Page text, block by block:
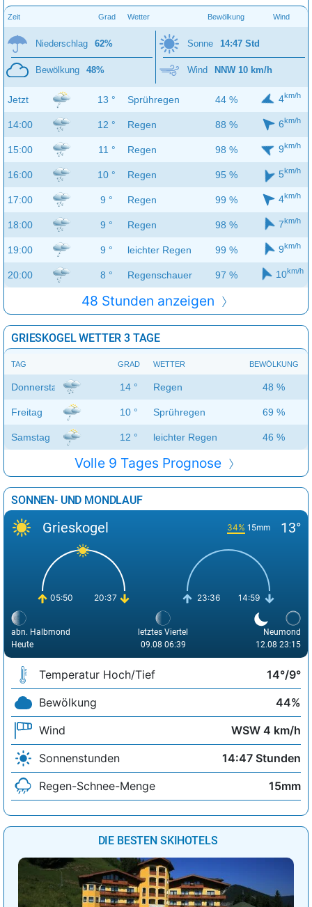
Zeit Grad Wetter Bewölkung Wind
Niederschlag 62%
Bewölkung 48%
Sonne 14:47 Std
Wind NNW 10 km/h
Jetzt 13 ° Sprühregen 44 % 4km/h
14:00 12 ° Regen 88 % 6km/h
15:00 11 ° Regen 98 % 9km/h
16:00 10 ° Regen 95 % 5km/h
17:00 9 ° Regen 99 % 4km/h
18:00 9 ° Regen 98 % 7km/h
19:00 9 ° leichter Regen 99 % 9km/h
20:00 8 ° Regenschauer 97 % 10km/h
48 Stunden anzeigen
GRIESKOGEL WETTER 3 TAGE
TAG GRAD WETTER BEWÖLKUNG
Donnerstag 14 ° Regen 48 %
Freitag 10 ° Sprühregen 69 %
Samstag 12 ° leichter Regen 46 %
Volle 9 Tages Prognose
SONNEN- UND MONDLAUF
Grieskogel 34% 15mm 13°
05:50 20:37 23:36 14:59
abn. Halbmond
Heute
letztes Viertel
09.08 06:39
Neumond
12.08 23:15
Temperatur Hoch/Tief
14°/9°
Bewölkung
44%
Wind
WSW 4 km/h
Sonnenstunden
14:47 Stunden
Regen-Schnee-Menge
15mm
DIE BESTEN SKIHOTELS